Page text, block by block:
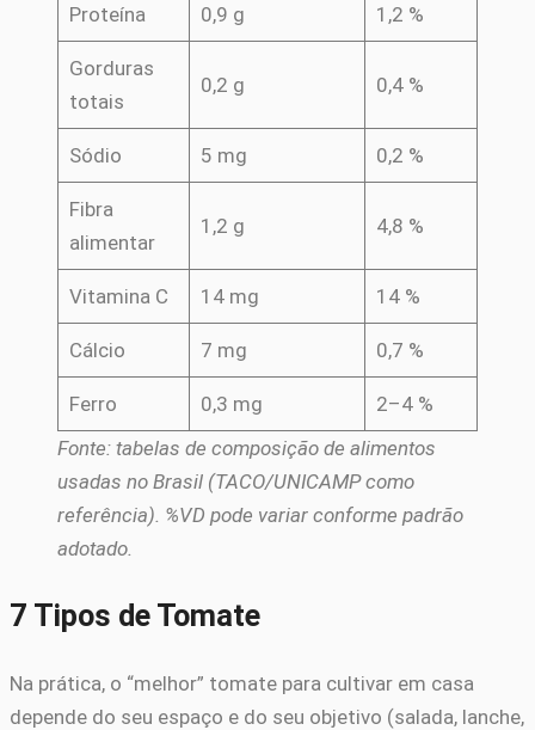
Proteína 0,9 g 1,2 %
Gorduras
totais
0,2 g 0,4 %
Sódio 5 mg 0,2 %
Fibra
alimentar
1,2 g 4,8 %
Vitamina C 14 mg 14 %
Cálcio 7 mg 0,7 %
Ferro 0,3 mg
2–4 %
Fonte: tabelas de composição de alimentos
usadas no Brasil (TACO/UNICAMP como
referência). %VD pode variar conforme padrão
adotado.
7 Tipos de Tomate
Na prática, o “melhor” tomate para cultivar em casa
depende do seu espaço e do seu objetivo (salada, lanche,